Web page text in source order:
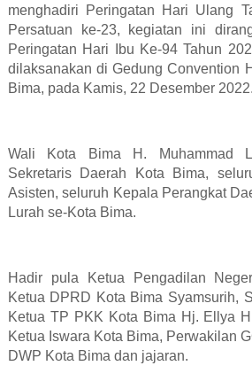
menghadiri Peringatan Hari Ulang
Persatuan ke-23, kegiatan ini
Peringatan Hari Ibu Ke-94 Tahun
dilaksanakan di Gedung Convention
Bima, pada Kamis, 22 Desember 2022.
Wali Kota Bima H. Muhammad
Sekretaris Daerah Kota Bima,
Asisten, seluruh Kepala Perangkat
Lurah se-Kota Bima.
Hadir pula Ketua Pengadilan
Ketua DPRD Kota Bima Syamsurih,
Ketua TP PKK Kota Bima Hj. Ellya
Ketua Iswara Kota Bima, Perwakilan
DWP Kota Bima dan jajaran.